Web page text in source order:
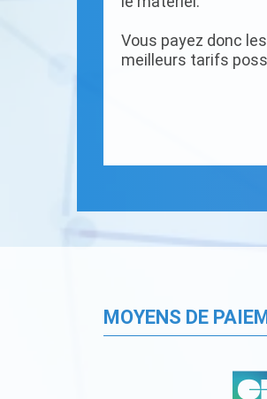
Vous payez donc
meilleurs tarifs
MOYENS DE